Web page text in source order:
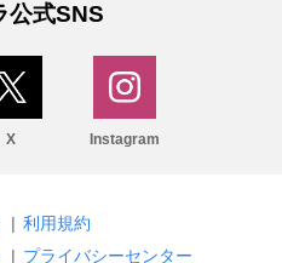
公式SNS
X Instagram
| 利用規約
| プライバシーセンター